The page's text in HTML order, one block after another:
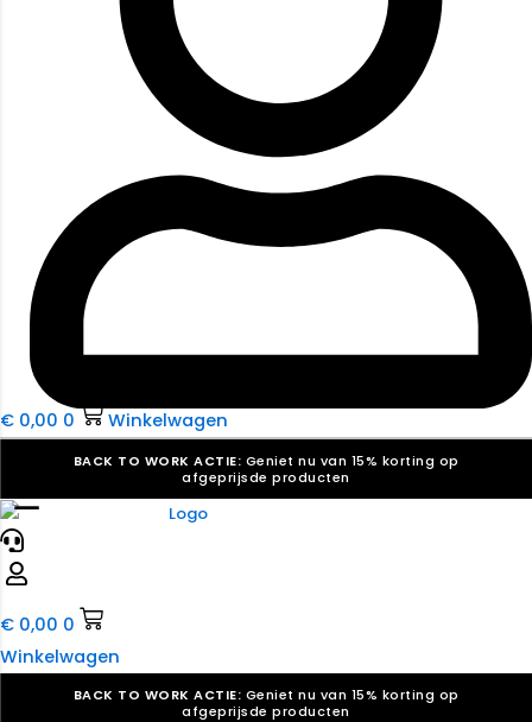
€ 0,00 0 Winkelwagen
BACK TO WORK ACTIE: Geniet nu van 15% korting op
afgeprijsde producten
Verkiezingsdrukwerk nodig? Maak indruk, win stemmen.
☰
€ 0,00 0
Winkelwagen
BACK TO WORK ACTIE: Geniet nu van 15% korting op
afgeprijsde producten